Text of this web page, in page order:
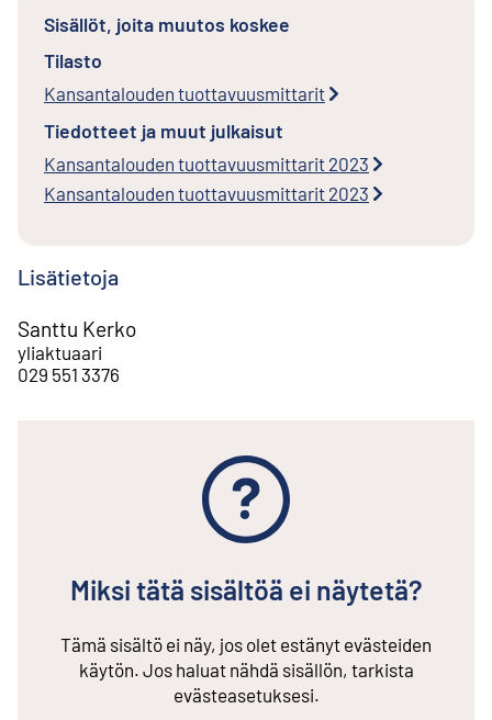
Sisällöt, joita muutos koskee
Tilasto
Kansantalouden tuottavuusmittarit
Tiedotteet ja muut julkaisut
Kansantalouden tuottavuusmittarit 2023
Kansantalouden tuottavuusmittarit 2023
Lisätietoja
Santtu Kerko
yliaktuaari
029 551 3376
Miksi tätä sisältöä ei näytetä?
Tämä sisältö ei näy, jos olet estänyt evästeiden
käytön. Jos haluat nähdä sisällön, tarkista
evästeasetuksesi.